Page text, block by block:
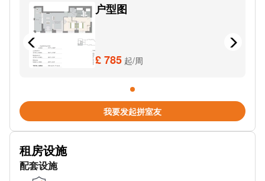
户型图
£ 785 起/周
我要发起拼室友
租房设施
配套设施